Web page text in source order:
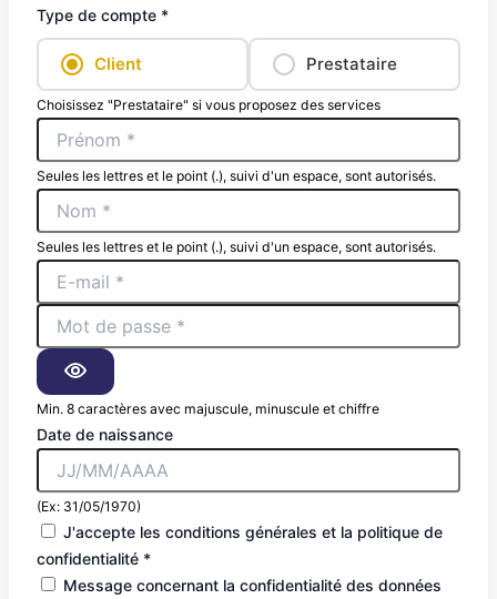
Type de compte *
Client Prestataire
Choisissez "Prestataire" si vous proposez des services
Seules les lettres et le point (.), suivi d'un espace, sont autorisés.
Seules les lettres et le point (.), suivi d'un espace, sont autorisés.
Min. 8 caractères avec majuscule, minuscule et chiffre
Date de naissance
(Ex: 31/05/1970)
J'accepte les conditions générales et la politique de
confidentialité *
Message concernant la confidentialité des données